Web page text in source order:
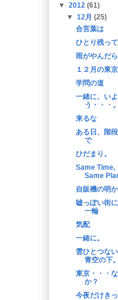
▼ 2012 (61)
▼12月(25)
合言葉は
ひとり残って
雨がやんだら
１２月の東
学問の道
一緒に、いよ
う・・・
来るな
ある日、階
で
ひだまり。
Same Time,
Same
自販機の明
嘘っぽい街
一輪
気配
一緒に。
雲ひとつな
青空の下
東京・・・
か？
今夜だけき